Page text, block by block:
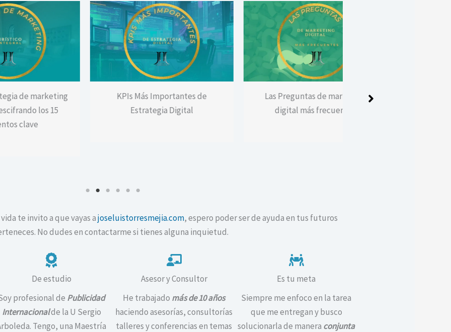
KPIs Más Importantes de
Estrategia Digital
Las Preguntas de marketing
digital más frecuentes
Asesoría publicitaria
te invito a que vayas ajoseluistorresmejia.com, espero poder ser de ayuda en tus futuros
No dudes en contactarme si tienes alguna inquietud.
De estudio
profesional de Publicidad
Internacionalde la U Sergio
Tengo, una Maestría
Asesor y Consultor
He trabajado más de 10 años
haciendo asesorías, consultorías
talleres y conferencias en temas
Es tu meta
Siempre me enfoco en la tarea
que me entregan y busco
solucionarla de manera conjunta